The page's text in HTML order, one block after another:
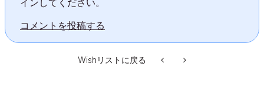
インしてください。
コメントを投稿する
Wishリストに戻る